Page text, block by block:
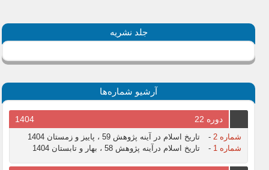
جلد نشریه
آرشیو شماره‌ها
دوره 22 1404
شماره 2 -
تاریخ اسلام در آینه پژوهش 59 ، پاییز و زمستان 1404
شماره 1
- تاریخ اسلام درآینه پژوهش 58 ، بهار و تابستان 1404